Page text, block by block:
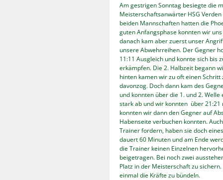
Am gestrigen Sonntag besiegte die
Meisterschaftsanwärter HSG
beiden Mannschaften hatten die
guten Anfangsphase konnten wir
danach kam aber zuerst unser
unsere Abwehrreihen. Der Gegner
11:11 Ausgleich und konnte sich bis
erkämpfen. Die 2. Halbzeit begann
hinten kamen wir zu oft einen
davonzog. Doch dann kam des
und konnten über die 1. und 2.
stark ab und wir konnten über 21:21
konnten wir dann den Gegner auf
Habenseite verbuchen konnten.
Trainer fordern, haben sie doch
dauert 60 Minuten und am Ende
die Trainer keinen Einzelnen
beigetragen. Bei noch zwei
Platz in der Meisterschaft zu
einmal die Kräfte zu bündeln.